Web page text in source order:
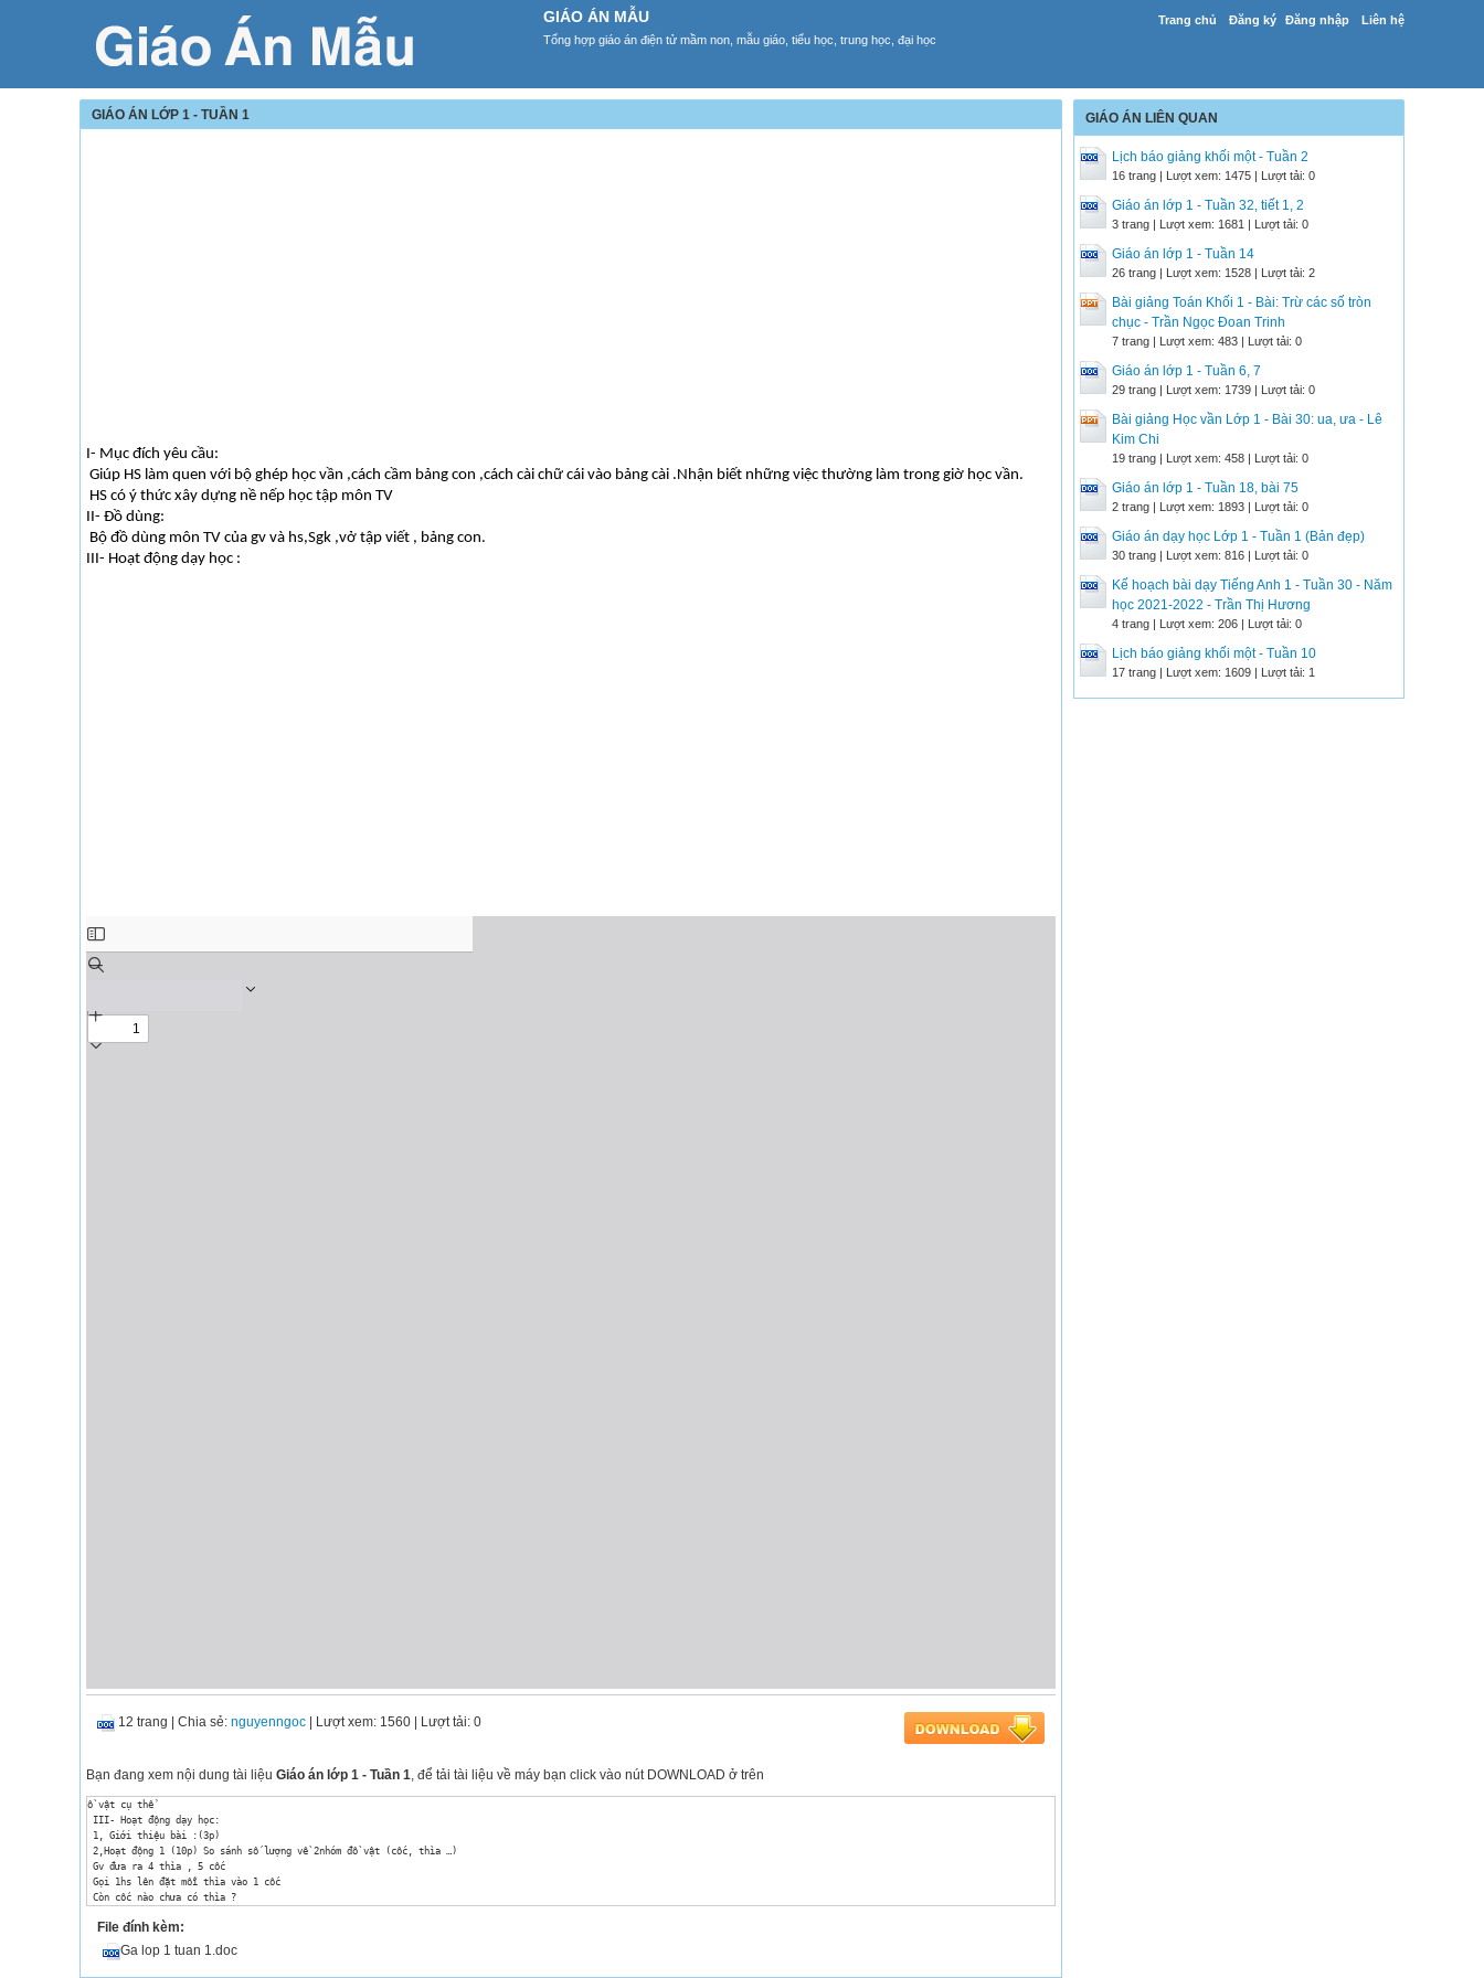
Trang chủ Đăng ký Đăng nhập Liên hệ
GIÁO ÁN MẪU
Tổng hợp giáo án điện tử mầm non, mẫu giáo, tiểu học, trung học, đại học
GIÁO ÁN LỚP 1 - TUẦN 1
I- Mục đích yêu cầu:
Giúp HS làm quen với bộ ghép học vần ,cách cầm bảng con ,cách cài chữ cái vào bảng cài .Nhận biết những việc thường làm trong giờ học vần.
HS có ý thức xây dựng nề nếp học tập môn TV
II- Đồ dùng:
Bộ đồ dùng môn TV của gv và hs,Sgk ,vở tập viết , bảng con.
III- Hoạt động dạy học :
12 trang Chia sẻ: nguyenngoc | Lượt xem: 1560 | Lượt tải: 0
Bạn đang xem nội dung tài liệu Giáo án lớp 1 - Tuần 1, để tải tài liệu về máy bạn click vào nút DOWNLOAD ở trên
ồ vật cụ thể
III- Hoạt động dạy học:
1, Giới thiệu bài :(3p)
2,Hoạt động 1 (10p) So sánh số lượng về 2nhóm đồ vật (cốc, thìa …)
Gv đưa ra 4 thìa , 5 cốc
Gọi 1hs lên đặt mỗi thìa vào 1 cốc
Còn cốc nào chưa có thìa ?
Số thìa < số cốc
3,Hoạt động 2: (20p) So sánh các nhóm rồi nối các đối tượng.
Hs quan sát hình vẽ sgk ,so sánh số lượng 2 nhóm đối tượng.
File đính kèm:
Ga lop 1 tuan 1.doc
GIÁO ÁN LIÊN QUAN
Lịch báo giảng khối một - Tuần 2
16 trang | Lượt xem: 1475 | Lượt tải: 0
Giáo án lớp 1 - Tuần 32, tiết 1, 2
3 trang | Lượt xem: 1681 | Lượt tải: 0
Giáo án lớp 1 - Tuần 14
26 trang | Lượt xem: 1528 | Lượt tải: 2
Bài giảng Toán Khối 1 - Bài: Trừ các số tròn
chục - Trần Ngọc Đoan Trinh
7 trang | Lượt xem: 483 | Lượt tải: 0
Giáo án lớp 1 - Tuần 6, 7
29 trang | Lượt xem: 1739 | Lượt tải: 0
Bài giảng Học vần Lớp 1 - Bài 30: ua, ưa - Lê
Kim Chi
19 trang | Lượt xem: 458 | Lượt tải: 0
Giáo án lớp 1 - Tuần 18, bài 75
2 trang | Lượt xem: 1893 | Lượt tải: 0
Giáo án dạy học Lớp 1 - Tuần 1 (Bản đẹp)
30 trang | Lượt xem: 816 | Lượt tải: 0
Kế hoạch bài dạy Tiếng Anh 1 - Tuần 30 - Năm
học 2021-2022 - Trần Thị Hương
4 trang | Lượt xem: 206 | Lượt tải: 0
Lịch báo giảng khối một - Tuần 10
17 trang | Lượt xem: 1609 | Lượt tải: 1